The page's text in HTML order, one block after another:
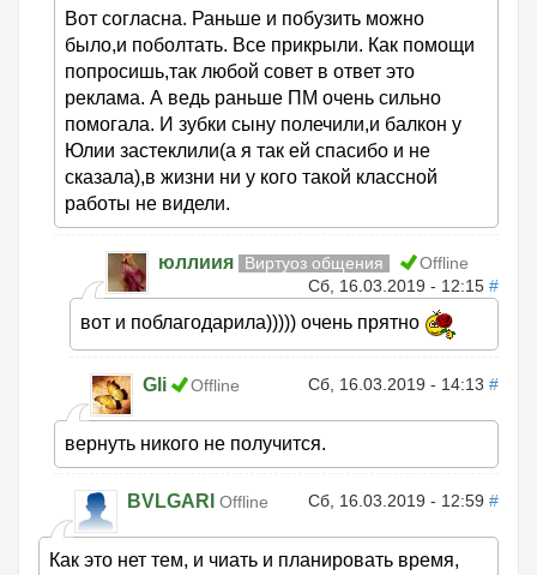
Вот согласна. Раньше и побузить можно
было,и поболтать. Все прикрыли. Как помощи
попросишь,так любой совет в ответ это
реклама. А ведь раньше ПМ очень сильно
помогала. И зубки сыну полечили,и балкон у
Юлии застеклили(а я так ей спасибо и не
сказала),в жизни ни у кого такой классной
работы не видели.
юллиия Виртуоз общения
Offline
Сб, 16.03.2019 - 12:15 #
вот и поблагодарила))))) очень прятно
Gli Offline Сб, 16.03.2019 - 14:13 #
вернуть никого не получится.
BVLGARI Offline Сб, 16.03.2019 - 12:59 #
Как это нет тем, и чиать и планировать время,